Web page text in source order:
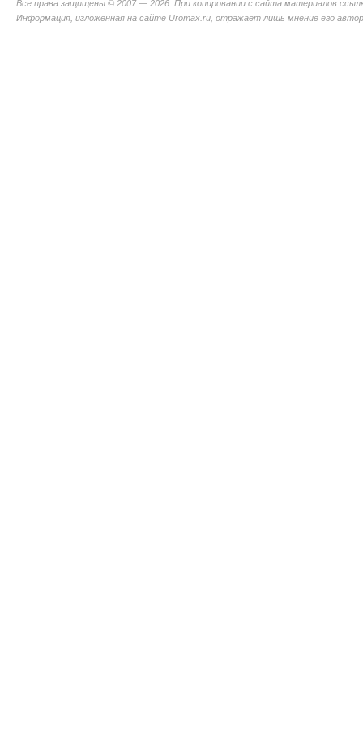
Все права защищены © 2007 — 2026. При копировании с сайта материалов
Информация, изложенная на сайте Uromax.ru, отражает лишь мнение его